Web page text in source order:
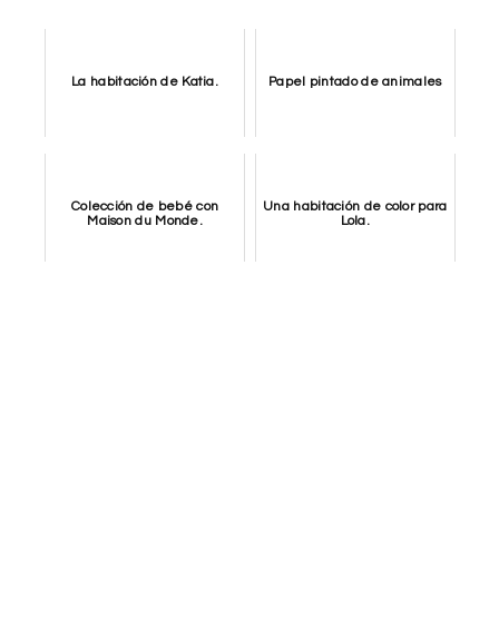
La habitación de Katia. Papel pintado de animales
Colección de bebé con
Maison du Monde.
Una habitación de color para
Lola.